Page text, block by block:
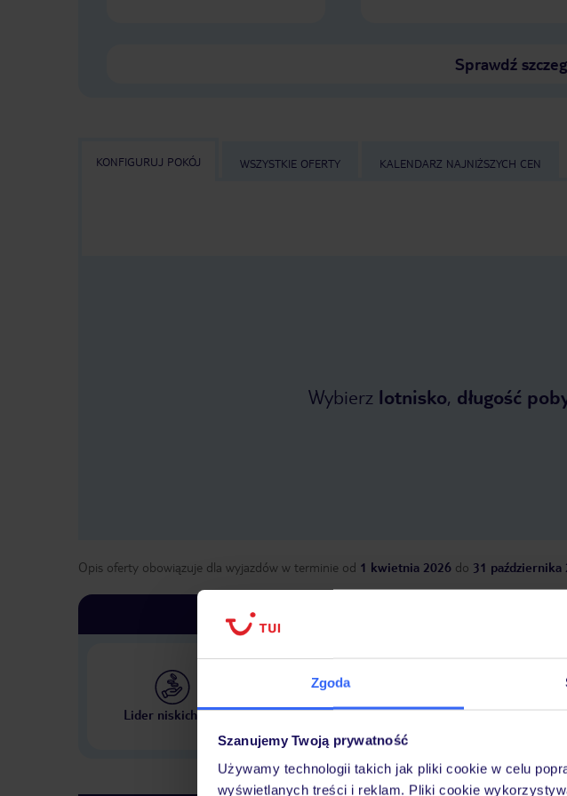
Zgoda
Szanujemy Twoją prywatność
Używamy technologii takich jak pliki cookie w celu
wyświetlanych treści i reklam. Pliki cookie
Sprawdź
KONFIGURUJ POKÓJ WSZYSTKIE OFERTY KALENDARZ NAJNIŻSZYCH CEN
Wybierz lotnisko, długość
Opis oferty obowiązuje dla wyjazdów w terminie od 1 kwietnia 2026 do 31 października
Lider niskich cen
Największe biuro podróży
30 lat w Polsce